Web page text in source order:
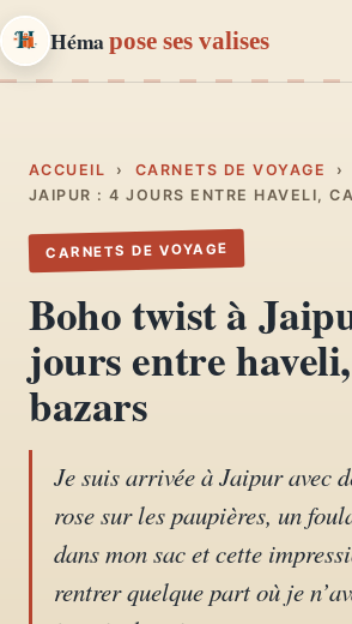
Hémapose ses valises
01 Carnets de voyage
Récits, road-trips,
Escapades en
Provence, Paris,
Looks, dressing,
04 Lifestyle & déco
DIY, intérieurs, bonheur
ACCUEIL › CARNETS DE VOYAGE ›
JAIPUR : 4 JOURS ENTRE HAVELI,
CARNETS DE VOYAGE
Boho twist à
jours entre
bazars
Je suis arrivée à Jaipur avec
rose sur les paupières, un
dans mon sac et cette
rentrer quelque part où je